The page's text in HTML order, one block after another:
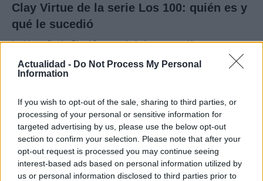
Actualidad - Do Not Process My Personal
Information
If you wish to opt-out of the sale, sharing to third parties, or
processing of your personal or sensitive information for
targeted advertising by us, please use the below opt-out
section to confirm your selection. Please note that after your
opt-out request is processed you may continue seeing
interest-based ads based on personal information utilized by
us or personal information disclosed to third parties prior to
Clay Virtue de la serie Los 100: quién es y
qué le sucedió
La biografía de Clay Virtue, trabajador que murió…